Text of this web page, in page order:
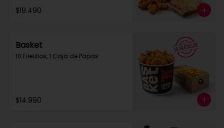
$19.490
Basket
10 Filetillos, 1 Caja de Papas
$14.990